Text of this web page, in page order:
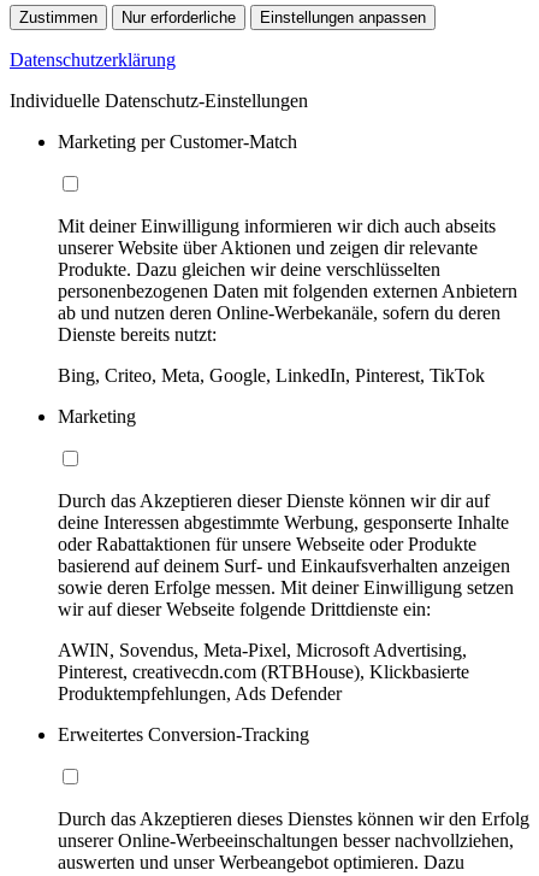
Zustimmen Nur erforderliche Einstellungen anpassen
Datenschutzerklärung
Individuelle Datenschutz-Einstellungen
Marketing per Customer-Match
Mit deiner Einwilligung informieren wir dich auch abseits
unserer Website über Aktionen und zeigen dir relevante
Produkte. Dazu gleichen wir deine verschlüsselten
personenbezogenen Daten mit folgenden externen Anbietern
ab und nutzen deren Online-Werbekanäle, sofern du deren
Dienste bereits nutzt:
Bing, Criteo, Meta, Google, LinkedIn, Pinterest, TikTok
Marketing
Durch das Akzeptieren dieser Dienste können wir dir auf
deine Interessen abgestimmte Werbung, gesponserte Inhalte
oder Rabattaktionen für unsere Webseite oder Produkte
basierend auf deinem Surf- und Einkaufsverhalten anzeigen
sowie deren Erfolge messen. Mit deiner Einwilligung setzen
wir auf dieser Webseite folgende Drittdienste ein:
AWIN, Sovendus, Meta-Pixel, Microsoft Advertising,
Pinterest, creativecdn.com (RTBHouse), Klickbasierte
Produktempfehlungen, Ads Defender
Erweitertes Conversion-Tracking
Durch das Akzeptieren dieses Dienstes können wir den Erfolg
unserer Online-Werbeeinschaltungen besser nachvollziehen,
auswerten und unser Werbeangebot optimieren. Dazu